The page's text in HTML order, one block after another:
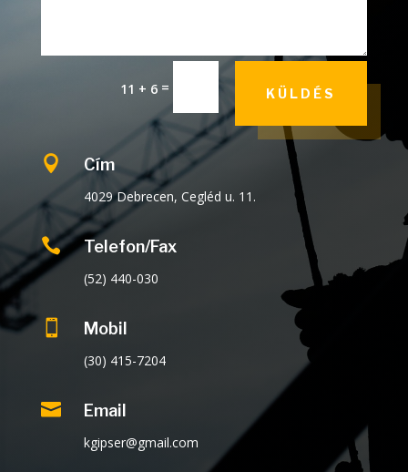
11 + 6 = KÜLDÉS
 Cím
4029 Debrecen, Cegléd u. 11.
 Telefon/Fax
(52) 440-030
 Mobil
(30) 415-7204
 Email
kgipser@gmail.com